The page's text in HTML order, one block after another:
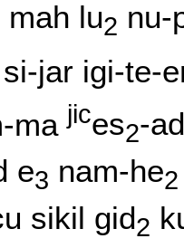
mah lu2 nu-
si-jar igi-te-
ma jices2-
e3 nam-he2
sikil gid2